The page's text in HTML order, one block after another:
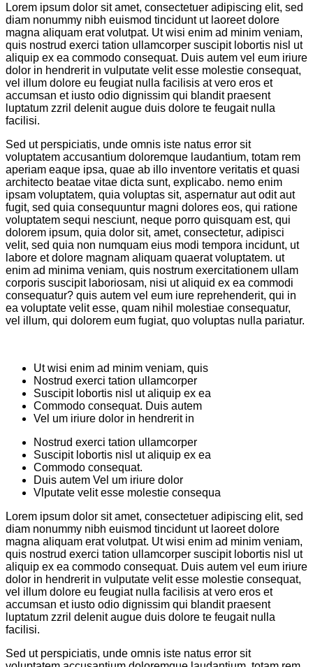
Lorem ipsum dolor sit amet, consectetuer adipiscing elit, sed
diam nonummy nibh euismod tincidunt ut laoreet dolore
magna aliquam erat volutpat. Ut wisi enim ad minim veniam,
quis nostrud exerci tation ullamcorper suscipit lobortis nisl ut
aliquip ex ea commodo consequat. Duis autem vel eum iriure
dolor in hendrerit in vulputate velit esse molestie consequat,
vel illum dolore eu feugiat nulla facilisis at vero eros et
accumsan et iusto odio dignissim qui blandit praesent
luptatum zzril delenit augue duis dolore te feugait nulla
facilisi.
Sed ut perspiciatis, unde omnis iste natus error sit
voluptatem accusantium doloremque laudantium, totam rem
aperiam eaque ipsa, quae ab illo inventore veritatis et quasi
architecto beatae vitae dicta sunt, explicabo. nemo enim
ipsam voluptatem, quia voluptas sit, aspernatur aut odit aut
fugit, sed quia consequuntur magni dolores eos, qui ratione
voluptatem sequi nesciunt, neque porro quisquam est, qui
dolorem ipsum, quia dolor sit, amet, consectetur, adipisci
velit, sed quia non numquam eius modi tempora incidunt, ut
labore et dolore magnam aliquam quaerat voluptatem. ut
enim ad minima veniam, quis nostrum exercitationem ullam
corporis suscipit laboriosam, nisi ut aliquid ex ea commodi
consequatur? quis autem vel eum iure reprehenderit, qui in
ea voluptate velit esse, quam nihil molestiae consequatur,
vel illum, qui dolorem eum fugiat, quo voluptas nulla pariatur.
Ut wisi enim ad minim veniam, quis
Nostrud exerci tation ullamcorper
Suscipit lobortis nisl ut aliquip ex ea
Commodo consequat. Duis autem
Vel um iriure dolor in hendrerit in
Nostrud exerci tation ullamcorper
Suscipit lobortis nisl ut aliquip ex ea
Commodo consequat.
Duis autem Vel um iriure dolor
Vlputate velit esse molestie consequa
Lorem ipsum dolor sit amet, consectetuer adipiscing elit, sed
diam nonummy nibh euismod tincidunt ut laoreet dolore
magna aliquam erat volutpat. Ut wisi enim ad minim veniam,
quis nostrud exerci tation ullamcorper suscipit lobortis nisl ut
aliquip ex ea commodo consequat. Duis autem vel eum iriure
dolor in hendrerit in vulputate velit esse molestie consequat,
vel illum dolore eu feugiat nulla facilisis at vero eros et
accumsan et iusto odio dignissim qui blandit praesent
luptatum zzril delenit augue duis dolore te feugait nulla
facilisi.
Sed ut perspiciatis, unde omnis iste natus error sit